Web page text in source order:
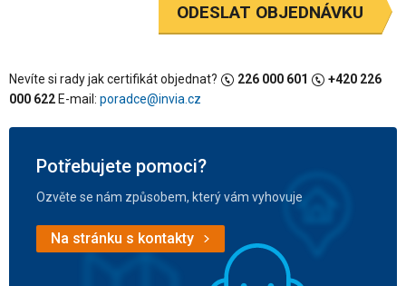
ODESLAT OBJEDNÁVKU
Nevíte si rady jak certifikát objednat? 226 000 601
+420 226
000 622 E-mail: poradce@invia.cz
Potřebujete pomoci?
Ozvěte se nám způsobem, který vám vyhovuje
Na stránku s kontakty